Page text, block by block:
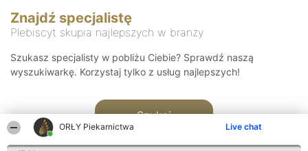
ORŁY Piekarnictwa Live chat
Znajdź specjalistę
Plebiscyt skupia najlepszych w branży
Szukasz specjalisty w pobliżu Ciebie? Sprawdź naszą
wyszukiwarkę. Korzystaj tylko z usług najlepszych!
Szukaj